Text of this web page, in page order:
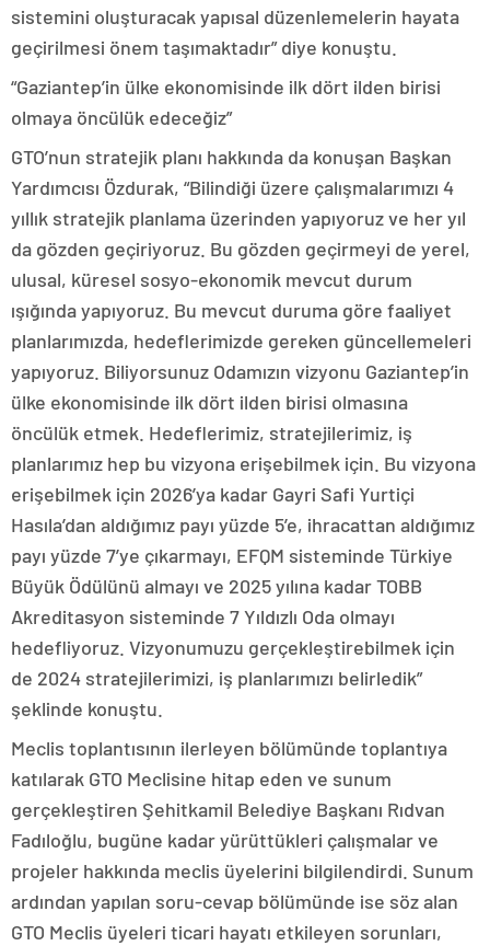
sistemini oluşturacak yapısal düzenlemelerin hayata
geçirilmesi önem taşımaktadır” diye konuştu.
“Gaziantep’in ülke ekonomisinde ilk dört ilden birisi
olmaya öncülük edeceğiz”
GTO’nun stratejik planı hakkında da konuşan Başkan
Yardımcısı Özdurak, “Bilindiği üzere çalışmalarımızı 4
yıllık stratejik planlama üzerinden yapıyoruz ve her yıl
da gözden geçiriyoruz. Bu gözden geçirmeyi de yerel,
ulusal, küresel sosyo-ekonomik mevcut durum
ışığında yapıyoruz. Bu mevcut duruma göre faaliyet
planlarımızda, hedeflerimizde gereken güncellemeleri
yapıyoruz. Biliyorsunuz Odamızın vizyonu Gaziantep’in
ülke ekonomisinde ilk dört ilden birisi olmasına
öncülük etmek. Hedeflerimiz, stratejilerimiz, iş
planlarımız hep bu vizyona erişebilmek için. Bu vizyona
erişebilmek için 2026’ya kadar Gayri Safi Yurtiçi
Hasıla’dan aldığımız payı yüzde 5’e, ihracattan aldığımız
payı yüzde 7’ye çıkarmayı, EFQM sisteminde Türkiye
Büyük Ödülünü almayı ve 2025 yılına kadar TOBB
Akreditasyon sisteminde 7 Yıldızlı Oda olmayı
hedefliyoruz. Vizyonumuzu gerçekleştirebilmek için
de 2024 stratejilerimizi, iş planlarımızı belirledik”
şeklinde konuştu.
Meclis toplantısının ilerleyen bölümünde toplantıya
katılarak GTO Meclisine hitap eden ve sunum
gerçekleştiren Şehitkamil Belediye Başkanı Rıdvan
Fadıloğlu, bugüne kadar yürüttükleri çalışmalar ve
projeler hakkında meclis üyelerini bilgilendirdi. Sunum
ardından yapılan soru-cevap bölümünde ise söz alan
GTO Meclis üyeleri ticari hayatı etkileyen sorunları,